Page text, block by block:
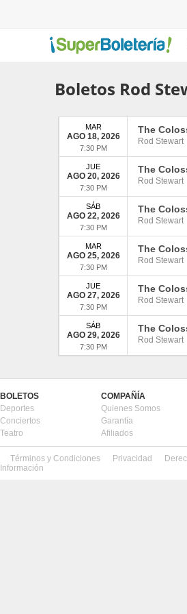
Boletos Rod
The
Rod Stewart
MAR
AGO 18, 2026
7:30 PM
The
Rod Stewart
JUE
AGO 20, 2026
7:30 PM
The
Rod Stewart
SÁB
AGO 22, 2026
7:30 PM
The
Rod Stewart
MAR
AGO 25, 2026
7:30 PM
The
Rod Stewart
JUE
AGO 27, 2026
7:30 PM
The
Rod Stewart
SÁB
AGO 29, 2026
7:30 PM
BOLETOS
Deportes
Conciertos
Teatro
COMPAÑÍA
Quienes Somos
Garantía
Afiliados
Términos y Condiciones Privacidad
Información